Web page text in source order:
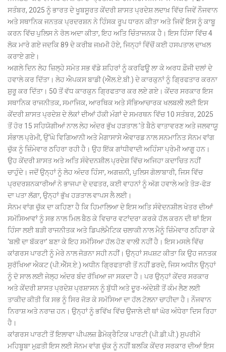
ਸਤੰਬਰ, 2025 ਨੂੰ ਭਾਰਤ ਦੇ ਖੂਬਸੂਰਤ ਕੇਂਦਰੀ ਸ਼ਾਸਤ ਪ੍ਰਦੇਸ਼ ਲਦਾਖ਼ ਵਿੱਚ ਜਿਵੇਂ ਨੌਜਵਾਨ
ਅਤੇ ਸਥਾਨਿਕ ਜਨਤਕ ਪ੍ਰਦਰਸ਼ਨ ਨੇ ਹਿੰਸਕ ਰੂਪ ਧਾਰਨ ਕੀਤਾ ਅਤੇ ਜਿਵੇਂ ਇਸ ਨੂੰ ਕਾਬੂ
ਕਰਨ ਵਿੱਚ ਪੁਲਿਸ ਨੇ ਰੋਲ ਅਦਾ ਕੀਤਾ, ਇਹ ਅਤਿ ਚਿੰਤਾਜਨਕ ਹੈ। ਇਸ ਹਿੰਸਾ ਵਿੱਚ 4
ਲੋਕ ਮਾਰੇ ਗਏ ਜਦਕਿ 89 ਦੇ ਕਰੀਬ ਜਖ਼ਮੀ ਹੋਏ, ਜਿਨ੍ਹਾਂ ਵਿੱਚੋਂ ਕਈ ਹਸਪਤਾਲ ਦਾਖਲ
ਕਰਾਏ ਗਏ।
ਅਗਲੇ ਦਿਨ ਲੇਹ ਜ਼ਿਲ੍ਹੇ ਸਮੇਤ ਸਭ ਵੱਡੇ ਸ਼ਹਿਰਾਂ ਨੂੰ ਕਰਫਿਊ ਲਾ ਕੇ ਅਰਧ ਫ਼ੌਜੀ ਦਲਾਂ ਦੇ
ਹਵਾਲੇ ਕਰ ਦਿੱਤਾ। ਲੇਹ ਐਪਕਸ ਬਾਡੀ (ਐੱਲ.ਏ.ਬੀ.) ਦੇ ਕਾਰਕੁਨਾਂ ਨੂੰ ਗ੍ਰਿਫਤਾਰ ਕਰਨਾ
ਸ਼ੁਰੂ ਕਰ ਦਿੱਤਾ। 50 ਤੋਂ ਵੱਧ ਕਾਰਕੁਨ ਗ੍ਰਿਫਤਾਰ ਕਰ ਲਏ ਗਏ। ਕੇਂਦਰ ਸਰਕਾਰ ਇਸ
ਸਥਾਨਿਕ ਰਾਜਨੀਤਕ, ਸਮਾਜਿਕ, ਆਰਥਿਕ ਅਤੇ ਸੱਭਿਆਚਾਰਕ ਖਲਬਲੀ ਲਈ ਇਸ
ਕੇਂਦਰੀ ਸ਼ਾਸਤ ਪ੍ਰਦੇਸ਼ ਦੇ ਲੋਕਾਂ ਦੀਆਂ ਹੱਕੀ ਮੰਗਾਂ ਦੇ ਸਮਰਥਨ ਵਿੱਚ 10 ਸਤੰਬਰ, 2025
ਤੋਂ ਹੋਰ 15 ਸਹਿਯੋਗੀਆਂ ਨਾਲ ਲੇਹ ਅੰਦਰ ਭੁੱਖ ਹੜਤਾਲ ’ਤੇ ਬੈਠੇ ਵਾਤਾਵਰਣ ਅਤੇ ਜਲਵਾਯੂ
ਸੰਭਾਲ ਪ੍ਰੇਮੀ, ਉੱਘੇ ਵਿਗਿਆਨੀ ਅਤੇ ਮੈਗਾਸਾਸੇ ਐਵਾਰਡ ਨਾਲ ਸਨਮਾਨਿਤ ਸੋਨਮ ਵਾਂਗ
ਚੁੱਕ ਨੂੰ ਜ਼ਿੰਮੇਵਾਰ ਠਹਿਰਾ ਰਹੀ ਹੈ। ਉਹ ਇੱਕ ਗਾਂਧੀਵਾਦੀ ਅਹਿੰਸਾ ਪ੍ਰੇਮੀ ਆਗੂ ਹਨ।
ਉਹ ਕੇਂਦਰੀ ਸ਼ਾਸਤ ਅਤੇ ਅਤਿ ਸੰਵੇਦਨਸ਼ੀਲ ਪ੍ਰਦੇਸ਼ ਵਿੱਚ ਅਜਿਹਾ ਕਦਾਚਿਤ ਨਹੀਂ
ਚਾਹੁੰਦੇ। ਜਦੋਂ ਉਨ੍ਹਾਂ ਨੂੰ ਲੇਹ ਅੰਦਰ ਹਿੰਸਾ, ਅਗਜ਼ਨੀ, ਪੁਲਿਸ ਗੋਲਾਬਾਰੀ, ਜਿਸ ਵਿੱਚ
ਪ੍ਰਦਰਸ਼ਨਕਾਰੀਆਂ ਨੇ ਭਾਜਪਾ ਦੇ ਦਫਤਰ, ਕਈ ਵਾਹਨਾਂ ਨੂੰ ਅੱਗ ਹਵਾਲੇ ਅਤੇ ਤੋੜ-ਫੋੜ
ਦਾ ਪਤਾ ਲੱਗਾ, ਉਨ੍ਹਾਂ ਭੁੱਖ ਹੜਤਾਲ ਵਾਪਸ ਲੈ ਲਈ।
ਸੋਨਮ ਵਾਂਗ ਚੁੱਕ ਦਾ ਕਹਿਣਾ ਹੈ ਕਿ ਹਿਮਾਲਿਆ ਦੇ ਇਸ ਅਤਿ ਸੰਵੇਦਨਸ਼ੀਲ ਖੇਤਰ ਦੀਆਂ
ਸਮੱਸਿਆਵਾਂ ਨੂੰ ਸਭ ਨਾਲ ਮਿਲ ਬੈਠ ਕੇ ਵਿਚਾਰ ਵਟਾਂਦਰਾ ਕਰਕੇ ਹੱਲ ਕਰਨ ਦੀ ਥਾਂ ਇਸ
ਹਿੰਸਾ ਲਈ ਬੜੀ ਰਾਜਨੀਤਕ ਅਤੇ ਡਿਪਲੋਮੈਟਿਕ ਚਲਾਕੀ ਨਾਲ ਮੈਨੂੰ ਜ਼ਿੰਮੇਵਾਰ ਠਹਿਰਾ ਕੇ
‘ਬਲੀ ਦਾ ਬੱਕਰਾ’ ਬਣਾ ਕੇ ਇਹ ਸਮੱਸਿਆ ਹੱਲ ਹੋਣ ਵਾਲੀ ਨਹੀਂ ਹੈ। ਇਸ ਮਸਲੇ ਵਿੱਚ
ਕਾਂਗਰਸ ਪਾਰਟੀ ਨੂੰ ਮੇਰੇ ਨਾਲ ਜੋੜਨਾ ਸਹੀ ਨਹੀਂ। ਉਨ੍ਹਾਂ ਸਪਸ਼ਟ ਕੀਤਾ ਕਿ ਉਹ ਜਨਤਕ
ਸੁਰੱਖਿਆ ਐਕਟ (ਪੀ.ਐੱਸ.ਏ.) ਅਧੀਨ ਗ੍ਰਿਫਤਾਰੀ ਤੋਂ ਨਹੀਂ ਡਰਦੇ, ਜਿਸ ਅਧੀਨ ਉਨ੍ਹਾਂ
ਨੂੰ ਦੋ ਸਾਲ ਲਈ ਜੇਲ੍ਹ ਅੰਦਰ ਬੰਦ ਰੱਖਿਆ ਜਾ ਸਕਦਾ ਹੈ। ਪਰ ਉਨ੍ਹਾਂ ਕੇਂਦਰ ਸਰਕਾਰ
ਅਤੇ ਕੇਂਦਰੀ ਸ਼ਾਸਤ ਪ੍ਰਦੇਸ਼ ਪ੍ਰਸ਼ਾਸਨ ਨੂੰ ਬੁੱਧੀ ਅਤੇ ਦੂਰ-ਅੰਦੇਸ਼ੀ ਤੋਂ ਕੰਮ ਲੈਣ ਲਈ
ਤਾਕੀਦ ਕੀਤੀ ਕਿ ਸਭ ਨੂੰ ਸਿਰ ਜੋੜ ਕੇ ਸਮੱਸਿਆ ਦਾ ਹੱਲ ਟੋਲਨਾ ਚਾਹੀਦਾ ਹੈ। ਨੌਜਵਾਨ
ਨਿਰਾਸ਼ ਅਤੇ ਨਰਾਜ਼ ਹਨ। ਉਨ੍ਹਾਂ ਨੂੰ ਭਵਿੱਖ ਵਿੱਚ ਉਜਾਲੇ ਦੀ ਥਾਂ ਘੋਰ ਅੰਧੇਰਾ ਦਿਸ ਰਿਹਾ
ਹੈ।
ਕਾਂਗਰਸ ਪਾਰਟੀ ਤੋਂ ਇਲਾਵਾ ਪੀਪਲਜ਼ ਡੈਮੋਕ੍ਰੈਟਿਕ ਪਾਰਟੀ (ਪੀ.ਡੀ.ਪੀ.) ਸੁਪਰੀਮੋ
ਮਹਿਬੂਬਾ ਮੁਫ਼ਤੀ ਇਸ ਲਈ ਸੋਨਮ ਵਾਂਗ ਚੁੱਕ ਨੂੰ ਨਹੀਂ ਬਲਕਿ ਕੇਂਦਰ ਸਰਕਾਰ ਦੀਆਂ ਇਸ